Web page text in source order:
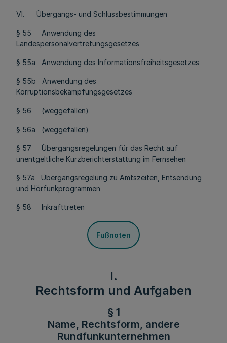
VI. Übergangs- und Schlussbestimmungen
§ 55 Anwendung des
Landespersonalvertretungsgesetzes
§ 55a Anwendung des Informationsfreiheitsgesetzes
§ 55b Anwendung des
Korruptionsbekämpfungsgesetzes
§ 56 (weggefallen)
§ 56a (weggefallen)
§ 57 Übergangsregelungen für das Recht auf
unentgeltliche Kurzberichterstattung im Fernsehen
§ 57a Übergangsregelung zu Amtszeiten, Entsendung
und Hörfunkprogrammen
§ 58 Inkrafttreten
Fußnoten
I.
Rechtsform und Aufgaben
§ 1
Name, Rechtsform, andere
Rundfunkunternehmen